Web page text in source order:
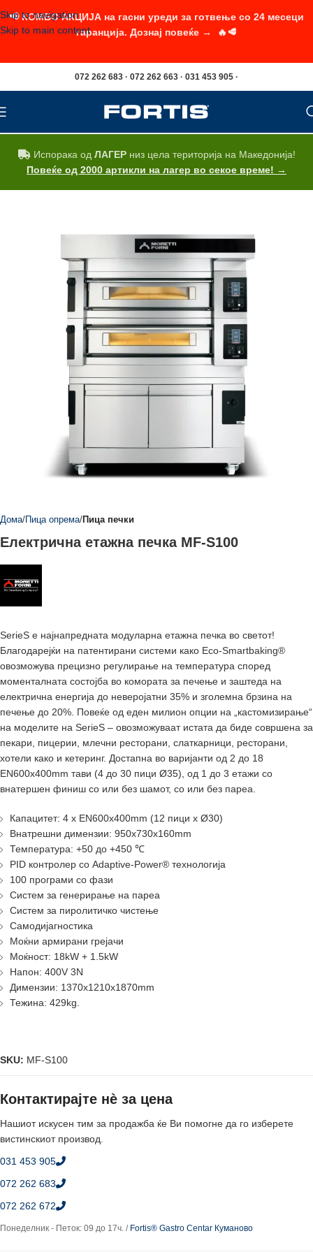
Skip to navigation
Skip to main content
072 262 683 · 072 262 663 · 031 453 905 ·
Испорака од ЛАГЕРниз цела територија на Македонија!
Повеќе од 2000 артикли на лагер во секое време! →
Дома Пица опрема Пица печки
Електрична етажна печка MF-S100
SerieS е најнапредната модуларна етажна печка во светот!
Благодарејќи на патентирани системи како Eco-Smartbaking®
овозможува прецизно регулирање на температура според
моменталната состојба во комората за печење и заштеда на
електрична енергија до неверојатни 35% и зголемна брзина на
печење до 20%. Повеќе од еден милион опции на „кастомизирање“
на моделите на SerieS – овозможуваат истата да биде совршена за
пекари, пицерии, млечни ресторани, слаткарници, ресторани,
хотели како и кетеринг. Достапна во варијанти од 2 до 18
EN600x400mm тави (4 до 30 пици Ø35), од 1 до 3 етажи со
внатершен финиш со или без шамот, со или без пареа.
Капацитет: 4 x EN600x400mm (12 пици x Ø30)
Внатрешни димензии: 950x730x160mm
Температура: +50 до +450 ℃
PID контролер со Adaptive-Power® технологија
100 програми со фази
Систем за генерирање на пареа
Систем за пиролитичко чистење
Самодијагностика
Моќни армирани грејачи
Моќност: 18kW + 1.5kW
Напон: 400V 3N
Димензии: 1370x1210x1870mm
Тежина: 429kg.
SKU: MF-S100
Контактирајте нè за цена
Нашиот искусен тим за продажба ќе Ви помогне да го изберете
вистинскиот производ.
031 453 905
072 262 683
072 262 672
Понеделник - Петок: 09 до 17ч. / Fortis® Gastro Centar Куманово
📢 КОМБО АКЦИЈА на гасни уреди за готвење со 24 месеци
гаранција. Дознај повеќе → 🔥🥩